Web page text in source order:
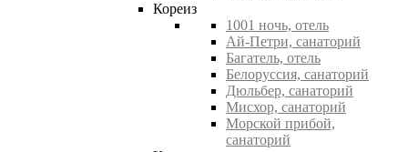
Кореиз
1001 ночь, отель
Ай-Петри, санаторий
Багатель, отель
Белоруссия, санаторий
Дюльбер, санаторий
Мисхор, санаторий
Морской прибой,
санаторий